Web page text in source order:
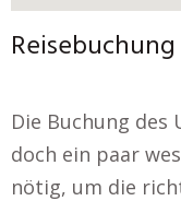
Die Buchung
doch ein paar
nötig, um die